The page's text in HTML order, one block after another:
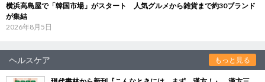
横浜高島屋で「韓国市場」がスタート 人気グルメから雑貨まで約30ブランド
が集結
2026年8月5日
ヘルスケア もっと見る